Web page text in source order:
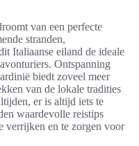
van een perfecte
stranden,
Italiaanse eiland de ideale
Ontspanning
biedt zoveel meer
van de lokale tradities
er is altijd iets te
waardevolle reistips
verrijken en te zorgen voor